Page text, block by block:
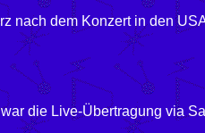
nach dem Konzert in den
war die Live-Übertragung